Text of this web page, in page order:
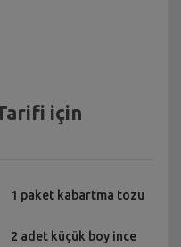
için
1 paket kabartma tozu
2 adet küçük boy ince